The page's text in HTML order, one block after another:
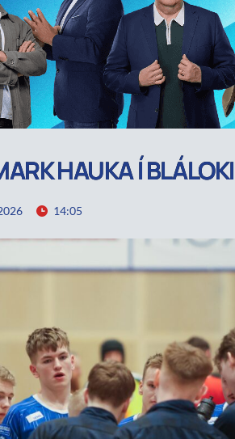
HAUKA Í
14:05